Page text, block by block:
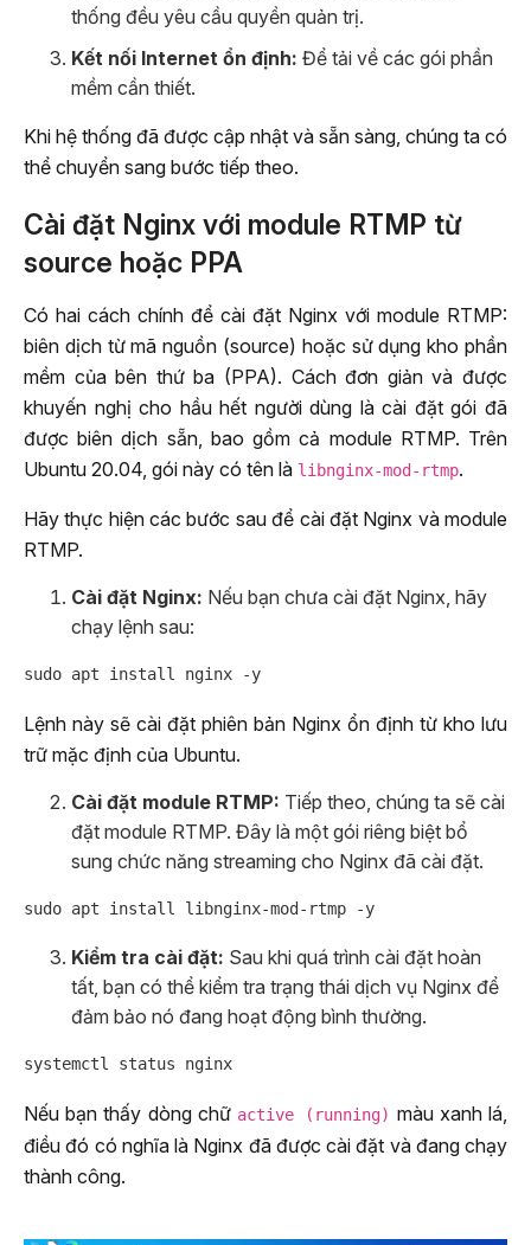
thống đều yêu cầu quyền quản trị.
Kết nối Internet ổn định: Để tải về các gói phần
mềm cần thiết.
Khi hệ thống đã được cập nhật và sẵn sàng, chúng ta có
thể chuyển sang bước tiếp theo.
Cài đặt Nginx với module RTMP từ
source hoặc PPA
Có hai cách chính để cài đặt Nginx với module RTMP:
biên dịch từ mã nguồn (source) hoặc sử dụng kho phần
mềm của bên thứ ba (PPA). Cách đơn giản và được
khuyến nghị cho hầu hết người dùng là cài đặt gói đã
được biên dịch sẵn, bao gồm cả module RTMP. Trên
Ubuntu 20.04, gói này có tên là libnginx-mod-rtmp.
Hãy thực hiện các bước sau để cài đặt Nginx và module
RTMP.
Cài đặt Nginx: Nếu bạn chưa cài đặt Nginx, hãy
chạy lệnh sau:
Lệnh này sẽ cài đặt phiên bản Nginx ổn định từ kho lưu
trữ mặc định của Ubuntu.
Cài đặt module RTMP: Tiếp theo, chúng ta sẽ cài
đặt module RTMP. Đây là một gói riêng biệt bổ
sung chức năng streaming cho Nginx đã cài đặt.
Kiểm tra cài đặt: Sau khi quá trình cài đặt hoàn
tất, bạn có thể kiểm tra trạng thái dịch vụ Nginx để
đảm bảo nó đang hoạt động bình thường.
Nếu bạn thấy dòng chữ active (running) màu xanh lá,
điều đó có nghĩa là Nginx đã được cài đặt và đang chạy
thành công.